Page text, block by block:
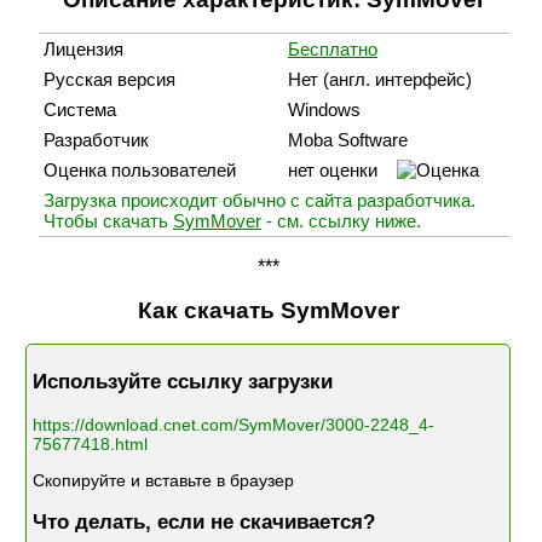
Лицензия
Бесплатно
Русская версия
Нет (англ. интерфейс)
Система
Windows
Разработчик
Moba Software
Оценка пользователей
нет оценки
Загрузка происходит обычно с сайта разработчика.
Чтобы скачать SymMover - см. ссылку ниже.
***
Как скачать SymMover
Используйте ссылку загрузки
https://download.cnet.com/SymMover/3000-2248_4-
75677418.html
Скопируйте и вставьте в браузер
Что делать, если не скачивается?